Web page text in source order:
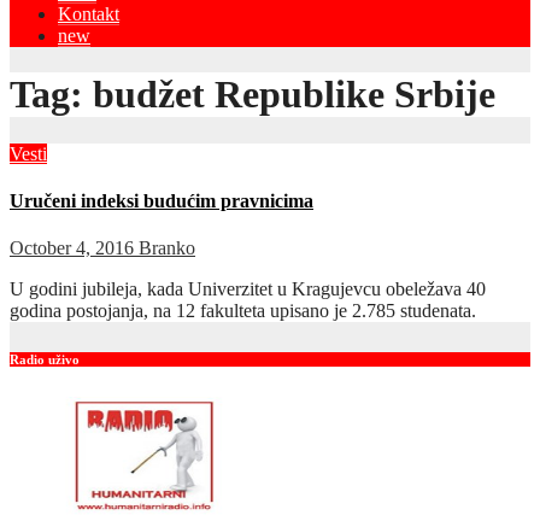
Kontakt
new
Tag: budžet Republike Srbije
Vesti
Uručeni indeksi budućim pravnicima
October 4, 2016 Branko
U godini jubileja, kada Univerzitet u Kragujevcu obeležava 40
godina postojanja, na 12 fakulteta upisano je 2.785 studenata.
Radio uživo